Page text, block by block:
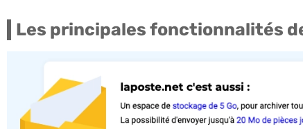
Les principales fonctionnalités